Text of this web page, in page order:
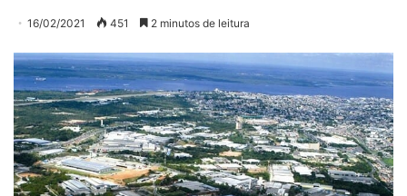
16/02/2021 451 2 minutos de leitura